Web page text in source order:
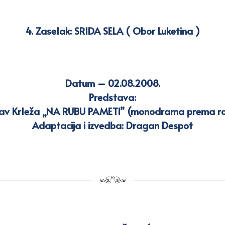
4. Zaselak:SRIDA SELA ( Obor Luketina )
Datum – 02.08.2008.
Predstava:
Krleža „NA RUBU PAMETI” (monodrama prema
Adaptacija i izvedba: Dragan Despot